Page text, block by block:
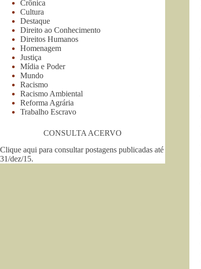
Crônica
Cultura
Destaque
Direito ao Conhecimento
Direitos Humanos
Homenagem
Justiça
Mídia e Poder
Mundo
Racismo
Racismo Ambiental
Reforma Agrária
Trabalho Escravo
CONSULTA ACERVO
Clique aqui para consultar postagens publicadas até
31/dez/15.